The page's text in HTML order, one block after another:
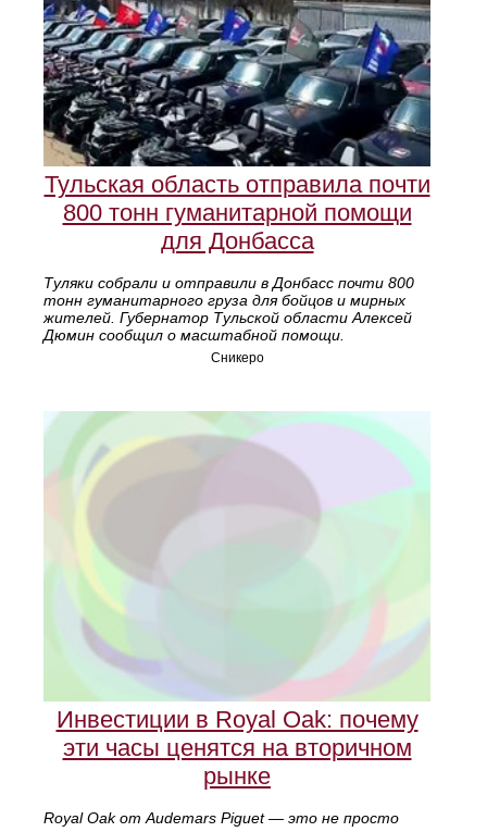
Тульская область отправила почти
800 тонн гуманитарной помощи
для Донбасса
Туляки собрали и отправили в Донбасс почти 800
тонн гуманитарного груза для бойцов и мирных
жителей. Губернатор Тульской области Алексей
Дюмин сообщил о масштабной помощи.
Сникеро
Инвестиции в Royal Oak: почему
эти часы ценятся на вторичном
рынке
Royal Oak от Audemars Piguet — это не просто